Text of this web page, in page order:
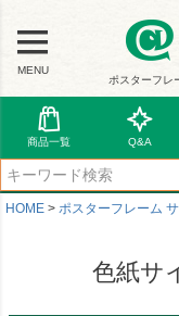
MENU
ポスターフレ
商品一覧 Q&A
HOME ポスターフレーム
色紙サ